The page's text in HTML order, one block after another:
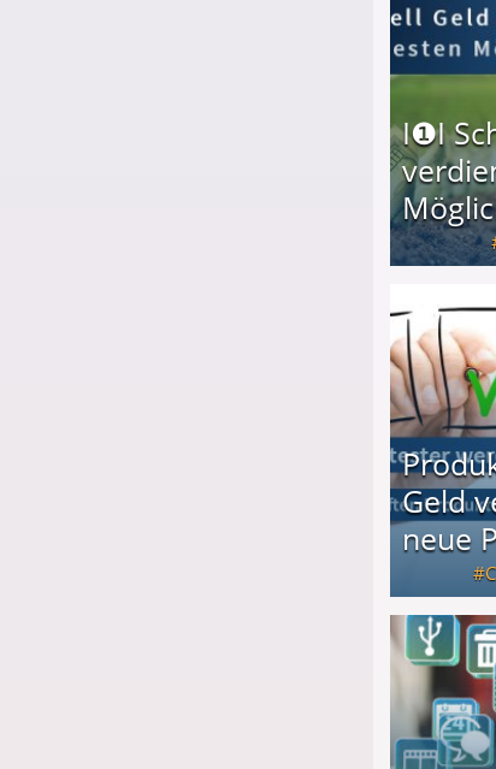
I❶I
Geld
neue
C
Produkttester werden und Geld verdienen ↻ Täglich